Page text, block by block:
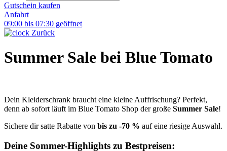
Gutschein kaufen
Anfahrt
09:00 bis 07:30 geöffnet
Zurück
Summer Sale bei Blue Tomato
Dein Kleiderschrank braucht eine kleine Auffrischung? Perfekt,
denn ab sofort läuft im Blue Tomato Shop der große Summer Sale!
Sichere dir satte Rabatte von bis zu -70 % auf eine riesige Auswahl.
Deine Sommer-Highlights zu Bestpreisen: